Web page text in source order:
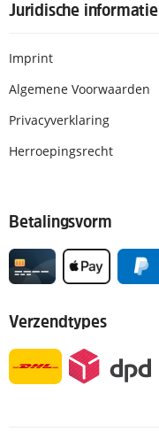
Juridische informatie
Imprint
Algemene Voorwaarden
Privacyverklaring
Herroepingsrecht
Betalingsvorm
Verzendtypes